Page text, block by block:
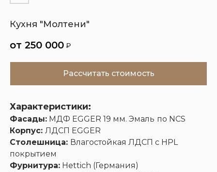
Кухни
Кухня "Молтени"
250 000 ₽
Рассчитать стоимость
Характеристики:
Фасады: МДФ EGGER 19 мм. Эмаль по NCS
Корпус: ЛДСП EGGER
Столешница: Влагостойкая ЛДСП с HPL
покрытием
Фурнитура: Hettich (Германия)